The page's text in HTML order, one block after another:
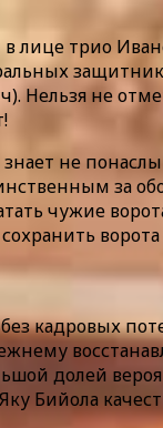
лице трио
Нельзя не
не
за
чужие
кадровых
долей
Бийола